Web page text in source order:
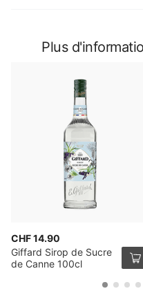
Plus
CHF 14.90
Giffard Sirop de Sucre
de Canne 100cl